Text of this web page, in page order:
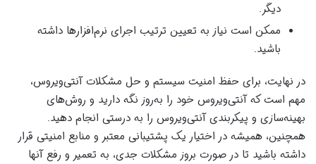
دیگر.
ممکن است نیاز به تعیین ترتیب اجرای نرم‌افزارها داشته
باشید.
در نهایت، برای حفظ امنیت سیستم و حل مشکلات آنتی‌ویروس،
مهم است که آنتی‌ویروس خود را به‌روز نگه دارید و روش‌های
بهینه‌سازی و پیکربندی آنتی‌ویروس را به درستی انجام دهید.
همچنین، همیشه در اختیار یک پشتیبانی معتبر و منابع امنیتی قرار
داشته باشید تا در صورت بروز مشکلات جدی، به تعمیر و رفع آنها